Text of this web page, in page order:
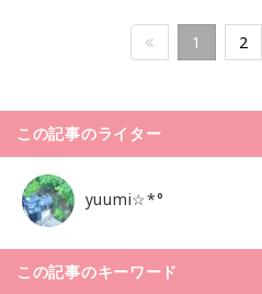
1 2
この記事のライター
yuumi☆*°
この記事のキーワード